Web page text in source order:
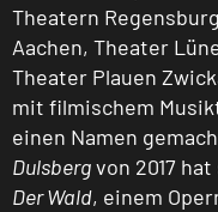
Theatern
Aachen, Theater
Theater Plauen
mit filmischem
einen Namen
Dulsbergvon 2017
Der Wald, einem